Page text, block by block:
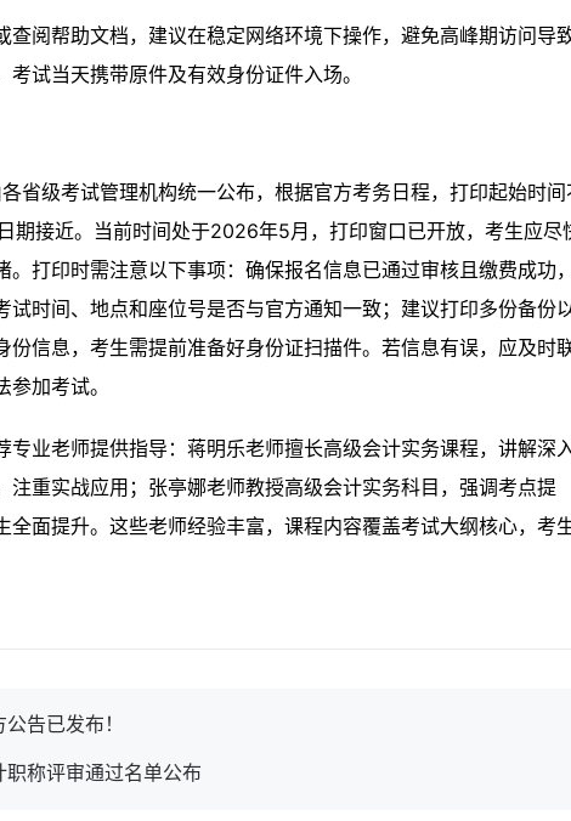
阅帮助文档，建议在稳定网络环境下操作，避免高峰期访问导
试当天携带原件及有效身份证件入场。
省级考试管理机构统一公布，根据官方考务日程，打印起始时间
期接近。当前时间处于2026年5月，打印窗口已开放，考生应尽
打印时需注意以下事项：确保报名信息已通过审核且缴费成功
时间、地点和座位号是否与官方通知一致；建议打印多份备份
份信息，考生需提前准备好身份证扫描件。若信息有误，应及时
加考试。
专业老师提供指导：蒋明乐老师擅长高级会计实务课程，讲解深
重实战应用；张亭娜老师教授高级会计实务科目，强调考点提
面提升。这些老师经验丰富，课程内容覆盖考试大纲核心，考
告已发布！
职称评审通过名单公布